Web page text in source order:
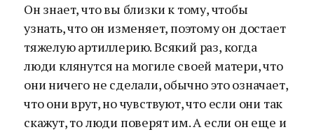
Он знает, что вы близки к тому, чтобы
узнать, что он изменяет, поэтому он достает
тяжелую артиллерию. Всякий раз, когда
люди клянутся на могиле своей матери, что
они ничего не сделали, обычно это означает,
что они врут, но чувствуют, что если они так
скажут, то люди поверят им. А если он еще и